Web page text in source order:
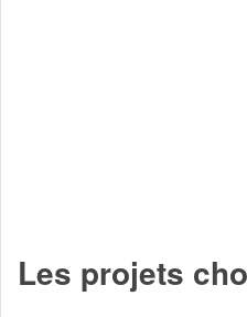
Les projets